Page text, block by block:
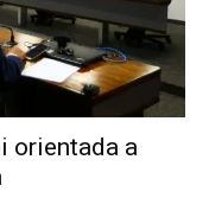
orientada a